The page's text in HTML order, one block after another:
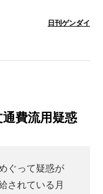
日刊ゲンダイ
費流用疑惑
ぐって疑惑が
されている月